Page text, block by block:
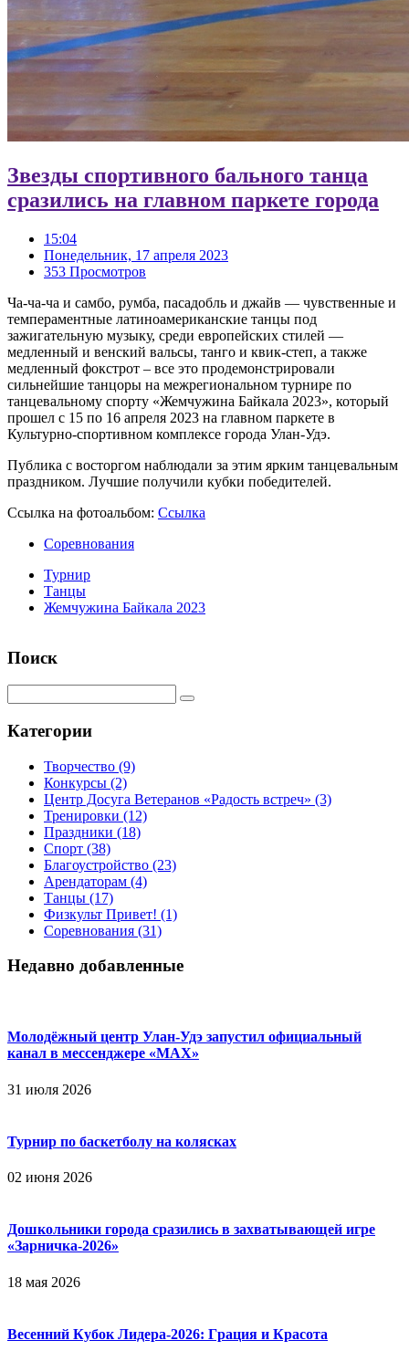
Звезды спортивного бального танца
сразились на главном паркете города
15:04
Понедельник, 17 апреля 2023
353 Просмотров
Ча-ча-ча и самбо, румба, пасадобль и джайв — чувственные и
темпераментные латиноамериканские танцы под
зажигательную музыку, среди европейских стилей —
медленный и венский вальсы, танго и квик-степ, а также
медленный фокстрот – все это продемонстрировали
сильнейшие танцоры на межрегиональном турнире по
танцевальному спорту «Жемчужина Байкала 2023», который
прошел с 15 по 16 апреля 2023 на главном паркете в
Культурно-спортивном комплексе города Улан-Удэ.
Публика с восторгом наблюдали за этим ярким танцевальным
праздником. Лучшие получили кубки победителей.
Ссылка на фотоальбом: Ссылка
Соревнования
Турнир
Танцы
Жемчужина Байкала 2023
Поиск
Категории
Творчество (9)
Конкурсы (2)
Центр Досуга Ветеранов «Радость встреч» (3)
Тренировки (12)
Праздники (18)
Спорт (38)
Благоустройство (23)
Арендаторам (4)
Танцы (17)
Физкульт Привет! (1)
Соревнования (31)
Недавно добавленные
Молодёжный центр Улан-Удэ запустил официальный
канал в мессенджере «МАХ»
31 июля 2026
Турнир по баскетболу на колясках
02 июня 2026
Дошкольники города сразились в захватывающей игре
«Зарничка‑2026»
18 мая 2026
Весенний Кубок Лидера-2026: Гpaция и Кpacoтa